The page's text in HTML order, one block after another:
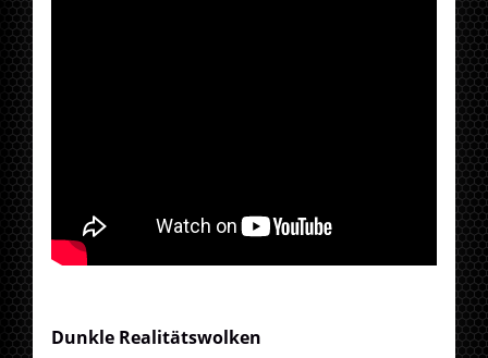
Dunkle Realitätswolken